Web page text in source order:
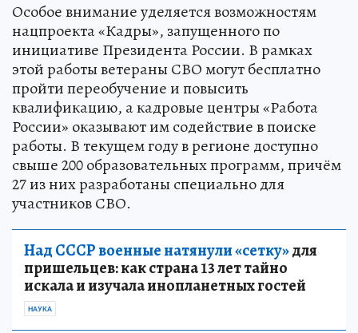
Особое внимание уделяется возможностям
нацпроекта «Кадры», запущенного по
инициативе Президента России. В рамках
этой работы ветераны СВО могут бесплатно
пройти переобучение и повысить
квалификацию, а кадровые центры «Работа
России» оказывают им содействие в поиске
работы. В текущем году в регионе доступно
свыше 200 образовательных программ, причём
27 из них разработаны специально для
участников СВО.
Над СССР военные натянули «сетку»для
пришельцев: как страна 13 лет тайно
искала и изучала инопланетных гостей
НАУКА